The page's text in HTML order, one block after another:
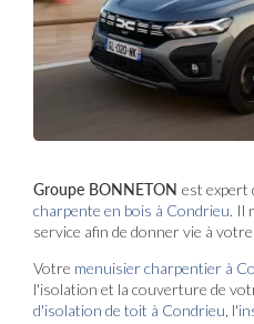
Groupe BONNETON est expert
charpente en bois à Condrieu. Il
service afin de donner vie à
Votre menuisier charpentier à
l'isolation et la couverture de
d'isolation de toit à Condrieu , l'